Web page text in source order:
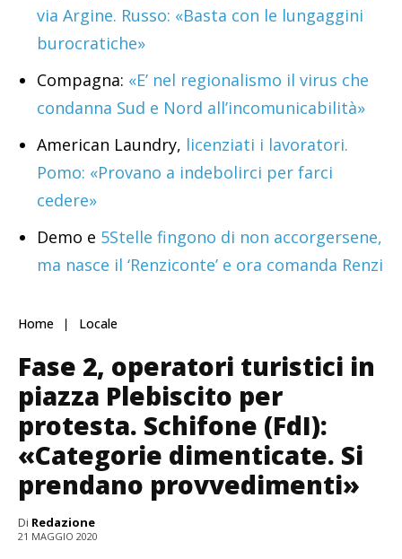
via Argine. Russo: «Basta con le lungaggini
burocratiche»
Compagna: «E’ nel regionalismo il virus che
condanna Sud e Nord all’incomunicabilità»
American Laundry, licenziati i lavoratori.
Pomo: «Provano a indebolirci per farci
cedere»
Demo e 5Stelle fingono di non accorgersene,
ma nasce il ‘Renziconte’ e ora comanda Renzi
Home Locale
Fase 2, operatori turistici in
piazza Plebiscito per
protesta. Schifone (FdI):
«Categorie dimenticate. Si
prendano provvedimenti»
Di Redazione
21 MAGGIO 2020